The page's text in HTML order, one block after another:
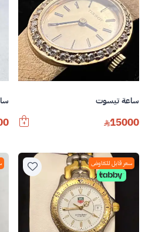
ساعة تيسوت
15000
سعر قابل للتفاوض